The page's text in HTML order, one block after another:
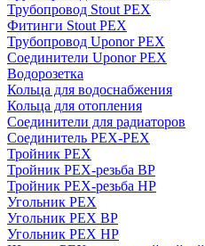
Трубопровод Stout PEX
Фитинги Stout PEX
Трубопровод Uponor PEX
Соединители Uponor PEX
Водорозетка
Кольца для водоснабжения
Кольца для отопления
Соединители для радиаторов
Соединитель PEX-PEX
Тройник PEX
Тройник PEX-резьба ВР
Тройник PEX-резьба НР
Угольник PEX
Угольник PEX ВР
Угольник PEX НР